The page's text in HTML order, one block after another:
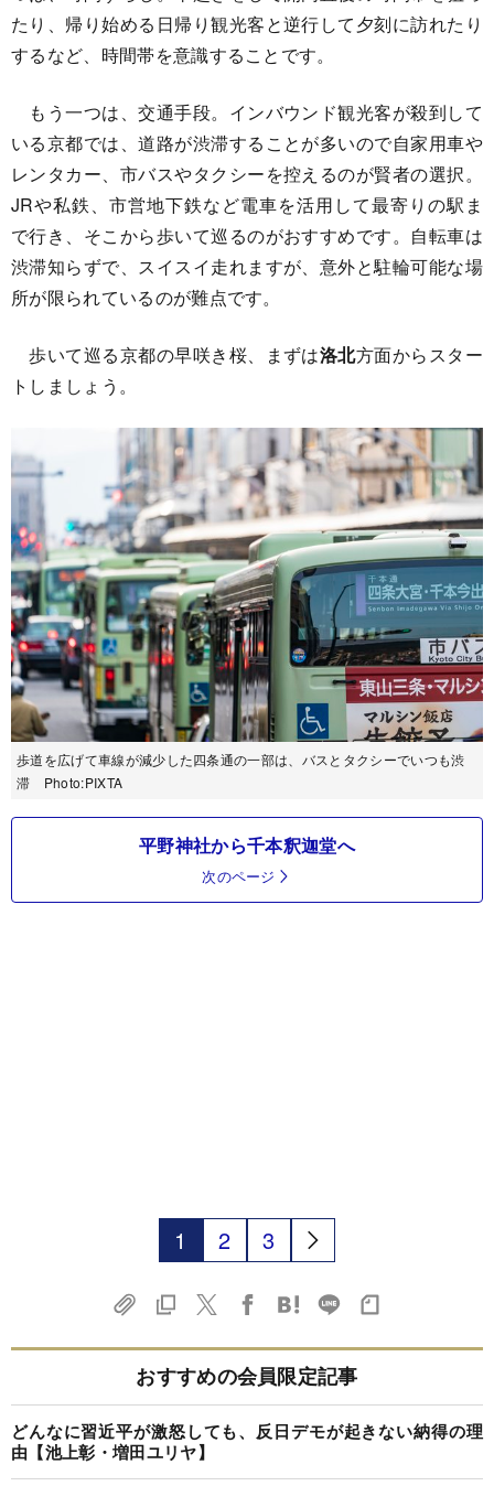
たり、帰り始める日帰り観光客と逆行して夕刻に訪れたり
するなど、時間帯を意識することです。
もう一つは、交通手段。インバウンド観光客が殺到して
いる京都では、道路が渋滞することが多いので自家用車や
レンタカー、市バスやタクシーを控えるのが賢者の選択。
JRや私鉄、市営地下鉄など電車を活用して最寄りの駅ま
で行き、そこから歩いて巡るのがおすすめです。自転車は
渋滞知らずで、スイスイ走れますが、意外と駐輪可能な場
所が限られているのが難点です。
歩いて巡る京都の早咲き桜、まずは洛北方面からスター
トしましょう。
歩道を広げて車線が減少した四条通の一部は、バスとタクシーでいつも渋
滞 Photo:PIXTA
平野神社から千本釈迦堂へ
次のページ
1 2 3
おすすめの会員限定記事
どんなに習近平が激怒しても、反日デモが起きない納得の理
由【池上彰・増田ユリヤ】